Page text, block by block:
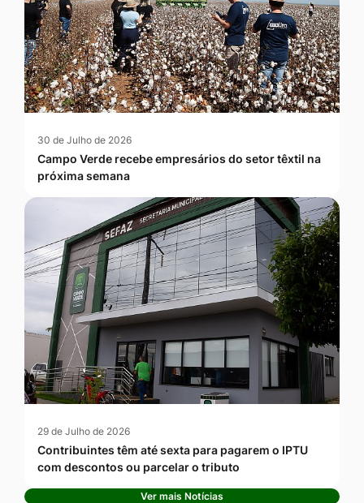
30 de Julho de 2026
Campo Verde recebe empresários do setor têxtil na
próxima semana
29 de Julho de 2026
Contribuintes têm até sexta para pagarem o IPTU
com descontos ou parcelar o tributo
Ver mais Notícias